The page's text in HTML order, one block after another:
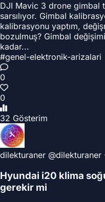
DJI Mavic 3 drone gimbal
sarsılıyor. Gimbal
kalibrasyonu yaptım,
bozulmuş? Gimbal
kadar...
#genel-elektronik-arizalari
0
0
32 Gösterim
dilekturaner @dilekturaner
Hyundai i20 klima
gerekir mi